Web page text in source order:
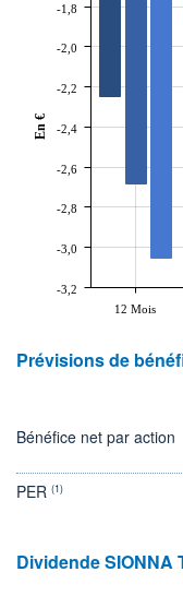
12 Mois
-3,2
-3,0
-2,8
-2,6
-2,4
-2,2
-2,0
-1,8
En €
Prévisions de
Bénéfice net par action
PER (1)
Dividende SIONNA